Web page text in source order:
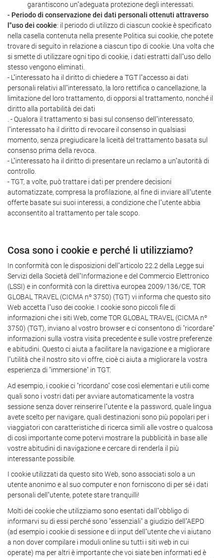
garantiscono un"adeguata protezione degli interessati.
- Periodo di conservazione dei dati personali ottenuti attraverso
l"uso dei cookie: il periodo di utilizzo di ciascun cookie è specificato
nella casella contenuta nella presente Politica sui cookie, che potete
trovare di seguito in relazione a ciascun tipo di cookie. Una volta che
si smette di utilizzare ogni tipo di cookie, i dati estratti dall"uso dello
stesso vengono eliminati.
- L"interessato ha il diritto di chiedere a TGT l"accesso ai dati
personali relativi all"interessato, la loro rettifica o cancellazione, la
limitazione del loro trattamento, di opporsi al trattamento, nonché il
diritto alla portabilità dei dati
. - Qualora il trattamento si basi sul consenso dell"interessato,
l"interessato ha il diritto di revocare il consenso in qualsiasi
momento, senza pregiudicare la liceità del trattamento basata sul
consenso prima della revoca.
- L"interessato ha il diritto di presentare un reclamo a un"autorità di
controllo.
- TGT, a volte, può trattare i dati per prendere decisioni
automatizzate, compresa la profilazione, al fine di inviare all"utente
offerte basate sui suoi interessi, a condizione che l"utente abbia
acconsentito al trattamento per tale scopo.
Cosa sono i cookie e perché li utilizziamo?
In conformità con le disposizioni dell"articolo 22.2 della Legge sui
Servizi della Società dell"Informazione e del Commercio Elettronico
(LSSI) e in conformità con la direttiva europea 2009/136/CE, TOR
GLOBAL TRAVEL (CICMA nº 3750) (TGT) vi informa che questo sito
Web accetta l"uso dei cookie. I cookie sono piccoli file di
informazioni che i siti Web, come TOR GLOBAL TRAVEL (CICMA nº
3750) (TGT), inviano al vostro browser e ci consentono di "ricordare"
informazioni sulla vostra visita precedente e sulle vostre preferenze
e abitudini. Questo ci aiuta a facilitare la navigazione e a migliorare
l"utilità che il nostro sito vi offre, cioè ci aiuta a migliorare la vostra
esperienza di "immersione" in TGT.
Ad esempio, i cookie ci "ricordano" cose così elementari e utili come
quali sono i vostri dati per avviare automaticamente la vostra
sessione senza dover reinserire l"utente e la password, quale lingua
avete scelto per navigare, quali destinazioni sono più popolari per i
viaggiatori con caratteristiche di ricerca simili alle vostre o qualcosa
di così importante come potervi mostrare la pubblicità in base alle
vostre abitudini di navigazione e cercare di renderla il più
interessante possibile.
I cookie utilizzati da questo sito Web, sono associati solo a un
utente anonimo e al suo computer e non forniscono di per sé i dati
personali dell"utente, potete stare tranquilli!
Molti dei cookie che utilizziamo sono esentati dall"obbligo di
informarvi su di essi perché sono "essenziali" a giudizio dell"AEPD
(ad esempio i cookie di sessione e di input dell"utente che vi aiutano
a non dover compilare i moduli online su tutti i siti web in cui
operate) ma per altri è importante che voi siate ben informati ed è